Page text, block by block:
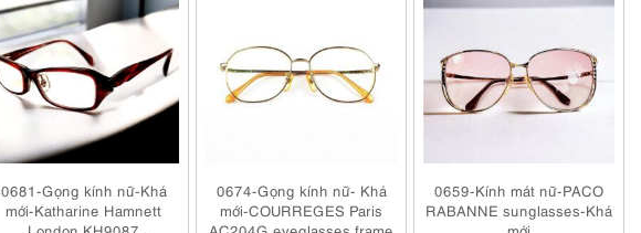
0681-Gọng kính nữ-Khá
mới-Katharine Hamnett
0674-Gọng kính nữ- Khá
mới-COURREGES Paris
0659-Kính mát nữ-PACO
RABANNE sunglasses-Khá